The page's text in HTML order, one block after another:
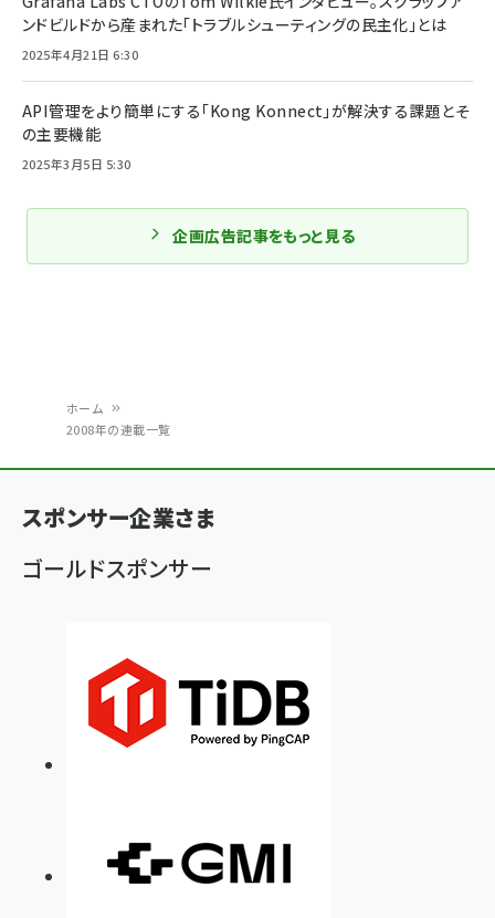
く
ず
ホーム
2008年の連載一覧
ンドビルドから産まれた「トラブルシューティングの民主化」とは
2025年4月21日 6:30
API管理をより簡単にする「Kong Konnect」が解決する課題とそ
の主要機能
2025年3月5日 5:30
企画広告記事をもっと見る
スポンサー企業さま
ゴールドスポンサー